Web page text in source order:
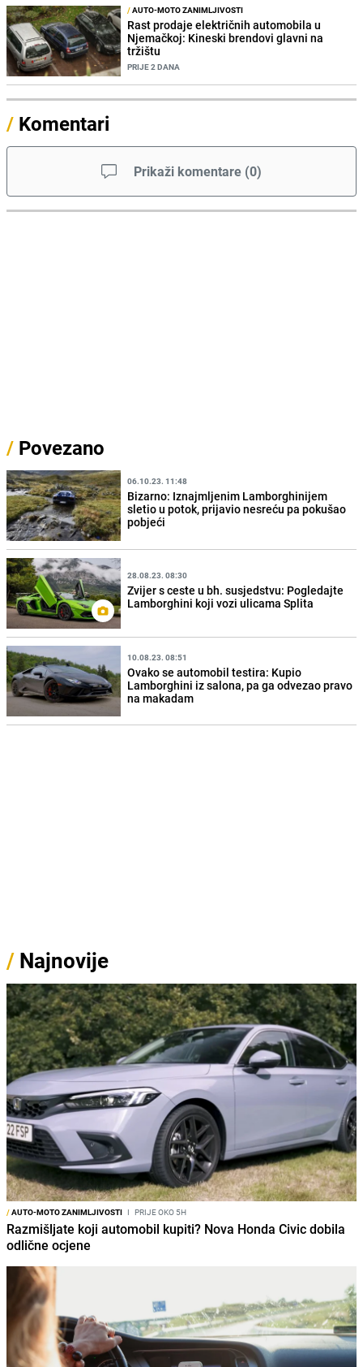
/AUTO-MOTO ZANIMLJIVOSTI
Rast prodaje električnih automobila u
Njemačkoj: Kineski brendovi glavni na
tržištu
PRIJE 2 DANA
/ Komentari
Prikaži komentare (0)
/ Povezano
06.10.23. 11:48
Bizarno: Iznajmljenim Lamborghinijem
sletio u potok, prijavio nesreću pa pokušao
pobjeći
28.08.23. 08:30
Zvijer s ceste u bh. susjedstvu: Pogledajte
Lamborghini koji vozi ulicama Splita
10.08.23. 08:51
Ovako se automobil testira: Kupio
Lamborghini iz salona, pa ga odvezao pravo
na makadam
/ Najnovije
/AUTO-MOTO ZANIMLJIVOSTI I PRIJE OKO 5H
Razmišljate koji automobil kupiti? Nova Honda Civic dobila
odlične ocjene